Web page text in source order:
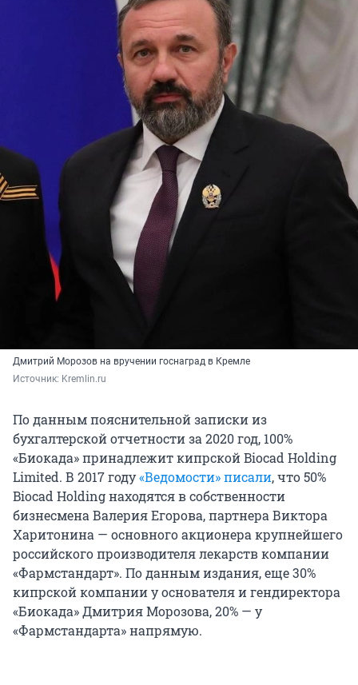
Дмитрий Морозов на вручении госнаград в Кремле
Источник: Kremlin.ru
По данным пояснительной записки из
бухгалтерской отчетности за 2020 год, 100%
«Биокада» принадлежит кипрской Biocad Holding
Limited. В 2017 году«Ведомости» писали, что 50%
Biocad Holding находятся в собственности
бизнесмена Валерия Егорова, партнера Виктора
Харитонина — основного акционера крупнейшего
российского производителя лекарств компании
«Фармстандарт». По данным издания, еще 30%
кипрской компании у основателя и гендиректора
«Биокада» Дмитрия Морозова, 20% — у
«Фармстандарта» напрямую.